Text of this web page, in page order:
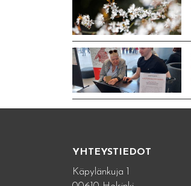
YHTEYSTIEDOT
Käpylänkuja 1